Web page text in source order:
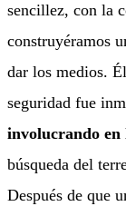
sencillez, con la
construyéramos
dar los medios.
seguridad fue
involucrando en
búsqueda del
Después de que